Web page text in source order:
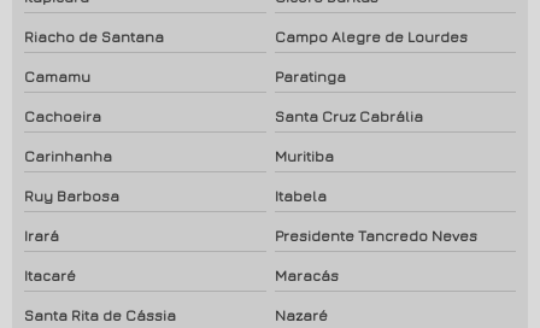
Riacho de Santana Campo Alegre de Lourdes
Camamu Paratinga
Cachoeira Santa Cruz Cabrália
Carinhanha Muritiba
Ruy Barbosa Itabela
Irará Presidente Tancredo Neves
Itacaré Maracás
Santa Rita de Cássia Nazaré